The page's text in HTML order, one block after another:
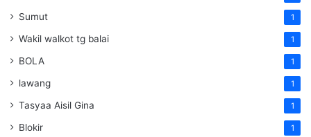
Sumut 1
Wakil walkot tg balai 1
BOLA 1
lawang 1
Tasyaa Aisil Gina 1
Blokir 1